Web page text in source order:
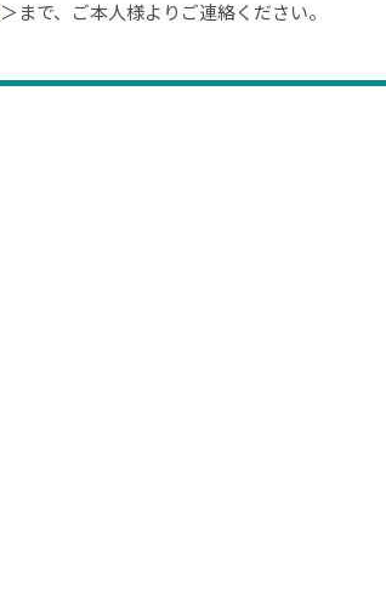
＞まで、ご本人様よりご連絡ください。